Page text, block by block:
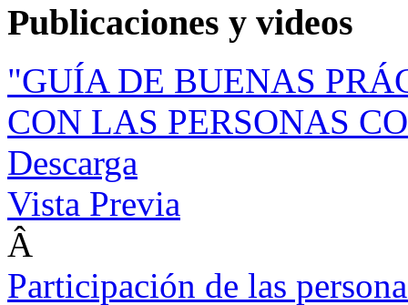
Publicaciones y videos
"GUÍA DE BUENAS
CON LAS PERSONAS
Descarga
Vista Previa
Â
Participación de las